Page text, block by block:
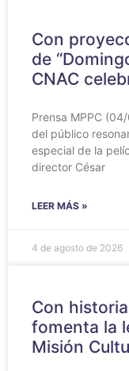
Con
de
CNAC
Prensa MPPC
del público
especial de la
director César
LEER MÁS »
4 de agosto de 2026
Con
fomenta la
Misión